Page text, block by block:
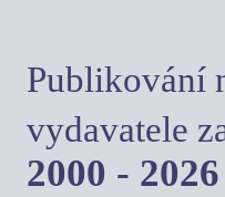
Publikování
vydavatele
2000 -